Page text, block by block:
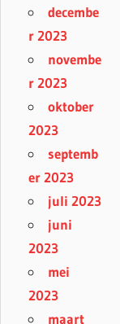
decembe
r 2023
novembe
r 2023
oktober
2023
septemb
er 2023
juli 2023
juni
2023
mei
2023
maart